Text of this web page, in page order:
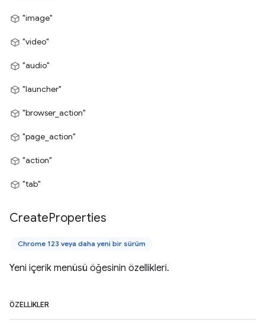
"image"
"video"
"audio"
"launcher"
"browser_action"
"page_action"
"action"
"tab"
CreateProperties
Chrome 123 veya daha yeni bir sürüm
Yeni içerik menüsü öğesinin özellikleri.
ÖZELLIKLER